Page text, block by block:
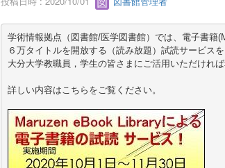
学術情報拠点（図書館/医学図書館）では、電子書籍
大分大学教職員，学生の皆さまにご活用いただければ
詳しい内容はこちらをご覧ください。